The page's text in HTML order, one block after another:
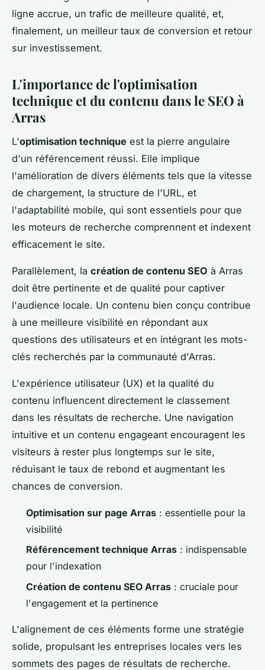
ligne accrue, un trafic de meilleure qualité, et,
finalement, un meilleur taux de conversion et retour
sur investissement.
L'importance de l'optimisation
technique et du contenu dans le SEO à
Arras
L'optimisation technique est la pierre angulaire
d'un référencement réussi. Elle implique
l'amélioration de divers éléments tels que la vitesse
de chargement, la structure de l'URL, et
l'adaptabilité mobile, qui sont essentiels pour que
les moteurs de recherche comprennent et indexent
efficacement le site.
Parallèlement, la création de contenu SEO à Arras
doit être pertinente et de qualité pour captiver
l'audience locale. Un contenu bien conçu contribue
à une meilleure visibilité en répondant aux
questions des utilisateurs et en intégrant les mots-
clés recherchés par la communauté d'Arras.
L'expérience utilisateur (UX) et la qualité du
contenu influencent directement le classement
dans les résultats de recherche. Une navigation
intuitive et un contenu engageant encouragent les
visiteurs à rester plus longtemps sur le site,
réduisant le taux de rebond et augmentant les
chances de conversion.
Optimisation sur page Arras : essentielle pour la
visibilité
Référencement technique Arras : indispensable
pour l'indexation
Création de contenu SEO Arras : cruciale pour
l'engagement et la pertinence
L'alignement de ces éléments forme une stratégie
solide, propulsant les entreprises locales vers les
sommets des pages de résultats de recherche.